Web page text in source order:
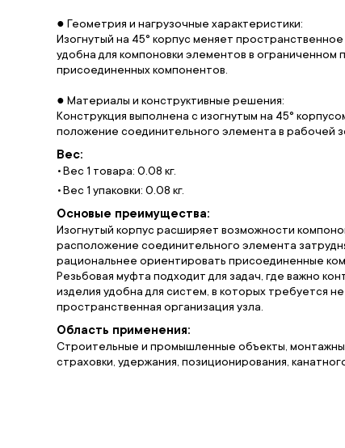
● Геометрия и нагрузочные характеристики:
Изогнутый на 45° корпус меняет
удобна для компоновки элементов в
присоединенных компонентов.
● Материалы и конструктивные решения:
Конструкция выполнена с изогнутым на 45°
положение соединительного элемента в рабочей
Вес:
Вес 1 товара: 0.08 кг.
Вес 1 упаковки: 0.08 кг.
Основые преимущества:
Изогнутый корпус расширяет возможности
расположение соединительного элемента
рациональнее ориентировать присоединенные
Резьбовая муфта подходит для задач, где важно
изделия удобна для систем, в которых требуется
пространственная организация узла.
Область применения:
Строительные и промышленные объекты,
страховки, удержания, позиционирования,